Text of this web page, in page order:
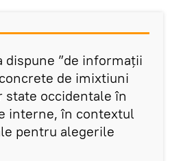
dispune ”de informații
de imixtiuni
occidentale în
interne, în contextul
pentru alegerile